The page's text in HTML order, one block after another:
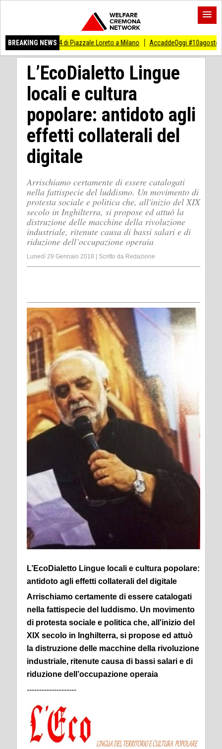
BREAKING NEWS
di Piazzale Loreto a Milano AccaddeOggi #10agosto Eccidio di 15
L’EcoDialetto Lingue
locali e cultura
popolare: antidoto agli
effetti collaterali del
digitale
Arrischiamo certamente di essere catalogati
nella fattispecie del luddismo. Un movimento di
protesta sociale e politica che, all'inizio del XIX
secolo in Inghilterra, si propose ed attuò la
distruzione delle macchine della rivoluzione
industriale, ritenute causa di bassi salari e di
riduzione dell’occupazione operaia
Lunedì 29 Gennaio 2018 Scritto da Redazione
L’EcoDialetto Lingue locali e cultura popolare:
antidoto agli effetti collaterali del digitale
Arrischiamo certamente di essere catalogati
nella fattispecie del luddismo. Un movimento
di protesta sociale e politica che, all'inizio del
XIX secolo in Inghilterra, si propose ed attuò
la distruzione delle macchine della rivoluzione
industriale, ritenute causa di bassi salari e di
riduzione dell’occupazione operaia
--------------------